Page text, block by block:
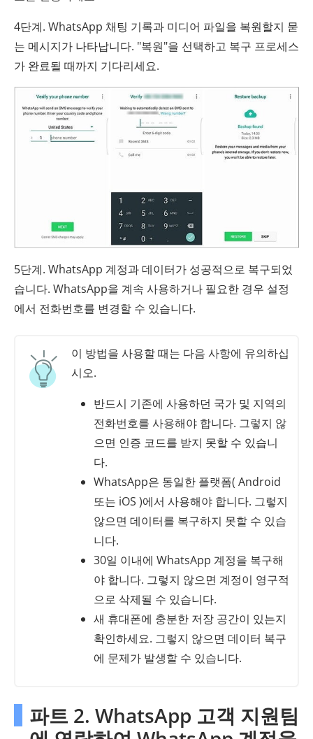
4단계. WhatsApp 채팅 기록과 미디어 파일을 복원할지 묻
는 메시지가 나타납니다. "복원"을 선택하고 복구 프로세스
가 완료될 때까지 기다리세요.
5단계. WhatsApp 계정과 데이터가 성공적으로 복구되었
습니다. WhatsApp을 계속 사용하거나 필요한 경우 설정
에서 전화번호를 변경할 수 있습니다.
이 방법을 사용할 때는 다음 사항에 유의하십
시오.
반드시 기존에 사용하던 국가 및 지역의
전화번호를 사용해야 합니다. 그렇지 않
으면 인증 코드를 받지 못할 수 있습니
다.
WhatsApp은 동일한 플랫폼( Android
또는 iOS )에서 사용해야 합니다. 그렇지
않으면 데이터를 복구하지 못할 수 있습
니다.
30일 이내에 WhatsApp 계정을 복구해
야 합니다. 그렇지 않으면 계정이 영구적
으로 삭제될 수 있습니다.
새 휴대폰에 충분한 저장 공간이 있는지
확인하세요. 그렇지 않으면 데이터 복구
에 문제가 발생할 수 있습니다.
파트 2. WhatsApp 고객 지원팀